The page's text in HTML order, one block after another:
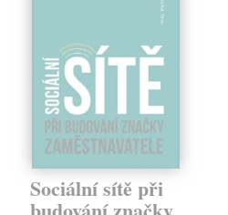
Sociální sítě při